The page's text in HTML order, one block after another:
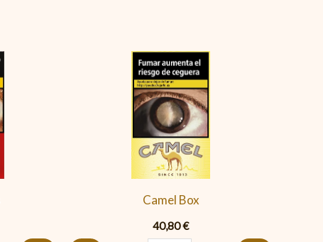
Camel Box
40,80€
Camel
Box
cantidad